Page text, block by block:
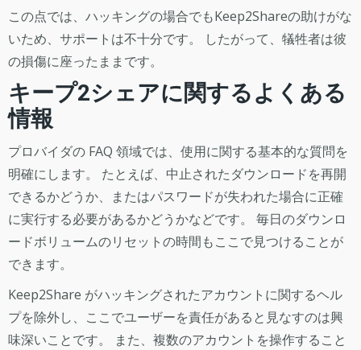
この点では、ハッキングの場合でもKeep2Shareの助けがな
いため、サポートは不十分です。 したがって、犠牲者は彼
の損傷に座ったままです。
キープ2シェアに関するよくある
情報
プロバイダの FAQ 領域では、使用に関する基本的な質問を
明確にします。 たとえば、中止されたダウンロードを再開
できるかどうか、またはパスワードが失われた場合に正確
に実行する必要があるかどうかなどです。 毎日のダウンロ
ードボリュームのリセットの時間もここで見つけることが
できます。
Keep2Share がハッキングされたアカウントに関するヘル
プを除外し、ここでユーザーを責任があると見なすのは興
味深いことです。 また、複数のアカウントを操作すること